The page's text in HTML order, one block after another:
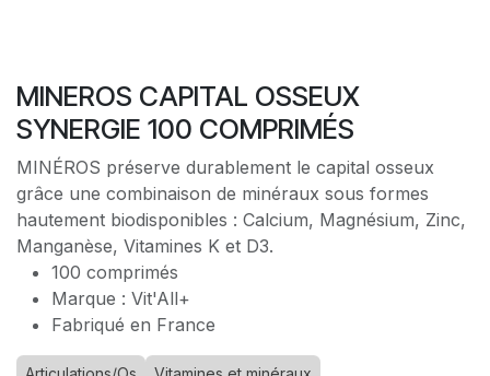
MINEROS CAPITAL OSSEUX
SYNERGIE 100 COMPRIMÉS
MINÉROS préserve durablement le capital osseux
grâce une combinaison de minéraux sous formes
hautement biodisponibles : Calcium, Magnésium, Zinc,
Manganèse, Vitamines K et D3.
100 comprimés
Marque : Vit'All+
Fabriqué en France